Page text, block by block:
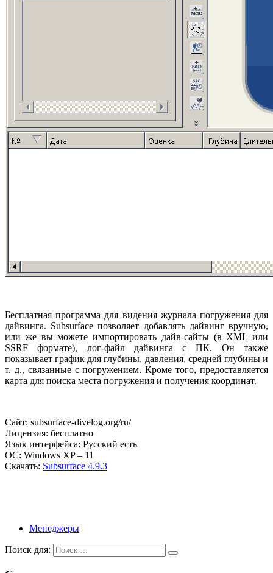
Бесплатная программа для видения журнала погружения для
дайвинга. Subsurface позволяет добавлять дайвинг вручную,
или же вы можете импортировать дайв-сайты (в XML или
SSRF формате), лог-файл дайвинга с ПК. Он также
показывает график для глубины, давления, средней глубины и
т. д., связанные с погружением. Кроме того, предоставляется
карта для поиска места погружения и получения координат.
Сайт: subsurface-divelog.org/ru/
Лицензия: бесплатно
Язык интерфейса: Русский есть
ОС: Windows XP – 11
Скачать: Subsurface 4.9.3
Менеджеры
Поиск для: